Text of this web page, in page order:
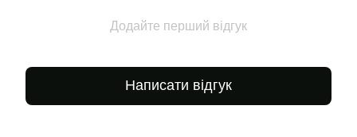
Додайте перший відгук
Написати відгук